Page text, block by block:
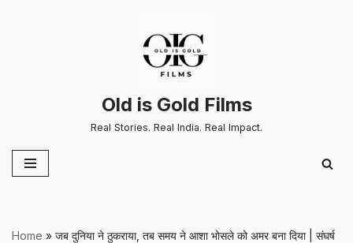
Old is Gold Films
Real Stories. Real India. Real Impact.
Home » जब दुनिया ने ठुकराया, तब समय ने आशा भोसले को अमर बना दिया | संघर्ष